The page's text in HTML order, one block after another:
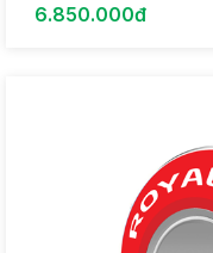
6.850.000đ